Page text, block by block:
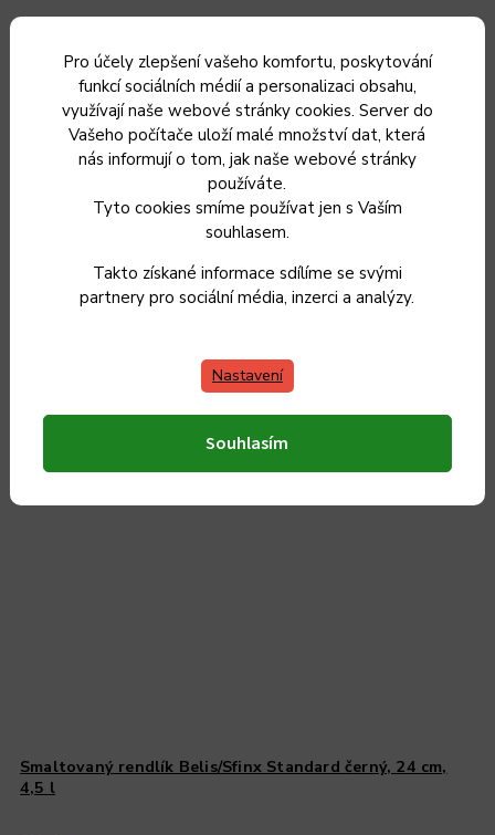
Pro účely zlepšení vašeho komfortu, poskytování
funkcí sociálních médií a personalizaci obsahu,
využívají naše webové stránky cookies. Server do
Vašeho počítače uloží malé množství dat, která
nás informují o tom, jak naše webové stránky
používáte.
Tyto cookies smíme používat jen s Vaším
souhlasem.
Takto získané informace sdílíme se svými
partnery pro sociální média, inzerci a analýzy.
Nastavení
Souhlasím
Smaltovaný hrnec Belis/Sfinx Premium, 18 cm, 2,2 l
Momentálně nedostupné
Zvolit variantu
Smaltovaný rendlík Belis/Sfinx Standard černý, 24 cm,
4,5 l